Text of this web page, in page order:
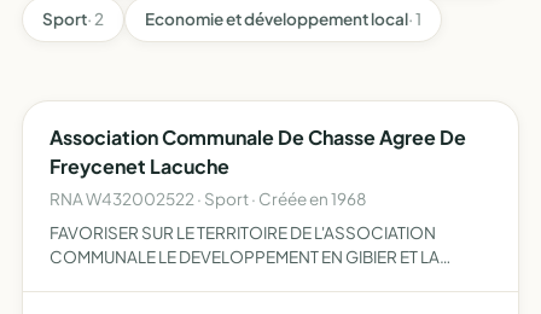
Sport· 2 Economie et développement local· 1
Association Communale De Chasse Agree De
Freycenet Lacuche
RNA W432002522 · Sport · Créée en 1968
FAVORISER SUR LE TERRITOIRE DE L'ASSOCIATION
COMMUNALE LE DEVELOPPEMENT EN GIBIER ET LA